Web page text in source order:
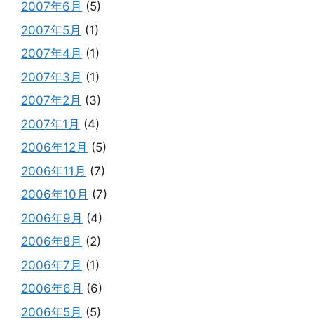
2007年6月 (5)
2007年5月 (1)
2007年4月 (1)
2007年3月 (1)
2007年2月 (3)
2007年1月 (4)
2006年12月 (5)
2006年11月 (7)
2006年10月 (7)
2006年9月 (4)
2006年8月 (2)
2006年7月 (1)
2006年6月 (6)
2006年5月 (5)